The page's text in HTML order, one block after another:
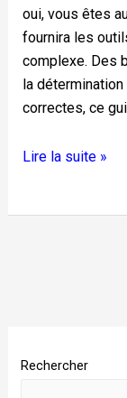
oui, vous êtes
fournira les
complexe. Des
la
correctes, ce
Lire la suite »
Rechercher